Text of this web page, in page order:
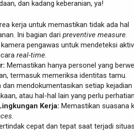
dan kadang keberanian, ya!
kerja untuk memastikan tidak ada hal
Ini bagian dari preventive measure
pengawas untuk mendeteksi
real-time
Memastikan hanya personel yang
termasuk memeriksa identitas tamu.
dan mendokumentasikan setiap kejadian
atau hal-hal lain yang perlu perhatian.
Kerja: Memastikan suasana
cepat dan tepat saat terjadi